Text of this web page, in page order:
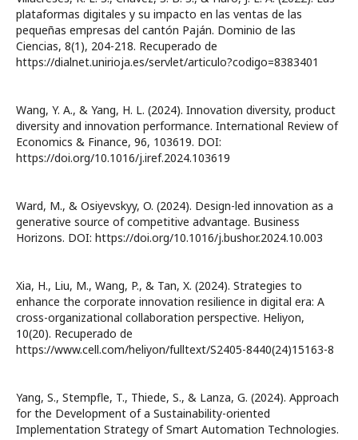
plataformas digitales y su impacto en las ventas de las
pequeñas empresas del cantón Paján. Dominio de las
Ciencias, 8(1), 204-218. Recuperado de
https://dialnet.unirioja.es/servlet/articulo?codigo=8383401
Wang, Y. A., & Yang, H. L. (2024). Innovation diversity, product
diversity and innovation performance. International Review of
Economics & Finance, 96, 103619. DOI:
https://doi.org/10.1016/j.iref.2024.103619
Ward, M., & Osiyevskyy, O. (2024). Design-led innovation as a
generative source of competitive advantage. Business
Horizons. DOI: https://doi.org/10.1016/j.bushor.2024.10.003
Xia, H., Liu, M., Wang, P., & Tan, X. (2024). Strategies to
enhance the corporate innovation resilience in digital era: A
cross-organizational collaboration perspective. Heliyon,
10(20). Recuperado de
https://www.cell.com/heliyon/fulltext/S2405-8440(24)15163-8
Yang, S., Stempfle, T., Thiede, S., & Lanza, G. (2024). Approach
for the Development of a Sustainability-oriented
Implementation Strategy of Smart Automation Technologies.